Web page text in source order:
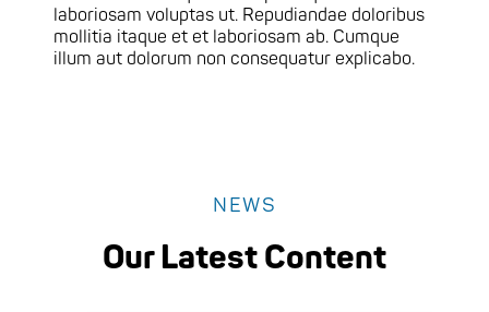
laboriosam voluptas ut. Repudiandae doloribus
mollitia itaque et et laboriosam ab. Cumque
illum aut dolorum non consequatur explicabo.
NEWS
Our Latest Content